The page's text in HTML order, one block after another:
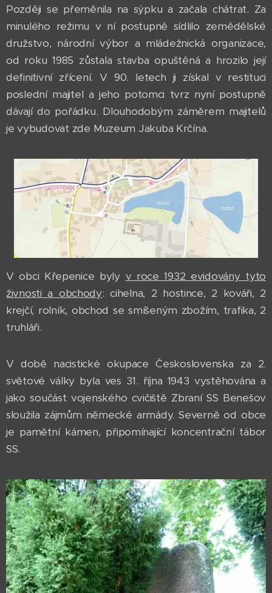
Později se přeměnila na sýpku a začala chátrat. Za
minulého režimu v ní postupně sídlilo zemědělské
družstvo, národní výbor a mládežnická organizace,
od roku 1985 zůstala stavba opuštěná a hrozilo její
definitivní zřícení. V 90. letech ji získal v restituci
poslední majitel a jeho potomci tvrz nyní postupně
dávají do pořádku. Dlouhodobým záměrem majitelů
je vybudovat zde Muzeum Jakuba Krčína.
V obci Křepenice byly v roce 1932 evidovány tyto
živnosti a obchody: cihelna, 2 hostince, 2 kováři, 2
krejčí, rolník, obchod se smíšeným zbožím, trafika, 2
truhláři.
V době nacistické okupace Československa za 2.
světové války byla ves 31. října 1943 vystěhována a
jako součást vojenského cvičiště Zbraní SS Benešov
sloužila zájmům německé armády. Severně od obce
je pamětní kámen, připomínající koncentrační tábor
SS.